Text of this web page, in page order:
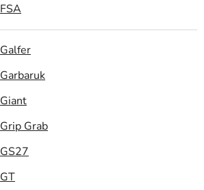
FSA
Galfer
Garbaruk
Giant
Grip Grab
GS27
GT